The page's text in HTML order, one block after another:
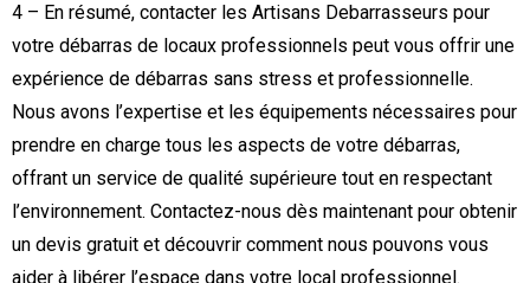
4 – En résumé, contacter les Artisans Debarrasseurs pour
votre débarras de locaux professionnels peut vous offrir une
expérience de débarras sans stress et professionnelle.
Nous avons l’expertise et les équipements nécessaires pour
prendre en charge tous les aspects de votre débarras,
offrant un service de qualité supérieure tout en respectant
l’environnement. Contactez-nous dès maintenant pour obtenir
un devis gratuit et découvrir comment nous pouvons vous
aider à libérer l’espace dans votre local professionnel.